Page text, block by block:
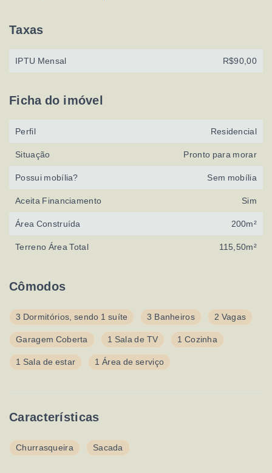
Cômodos
3 Dormitórios, sendo 1 suíte 3 Banheiros 2 Vagas
Garagem Coberta 1 Sala de TV 1 Cozinha
1 Sala de estar 1 Área de serviço
Características
Churrasqueira Sacada
Taxas
IPTU Mensal R$90,00
Ficha do imóvel
Perfil Residencial
Situação Pronto para morar
Possui mobília? Sem mobília
Aceita Financiamento Sim
Área Construída 200m²
Terreno Área Total 115,50m²